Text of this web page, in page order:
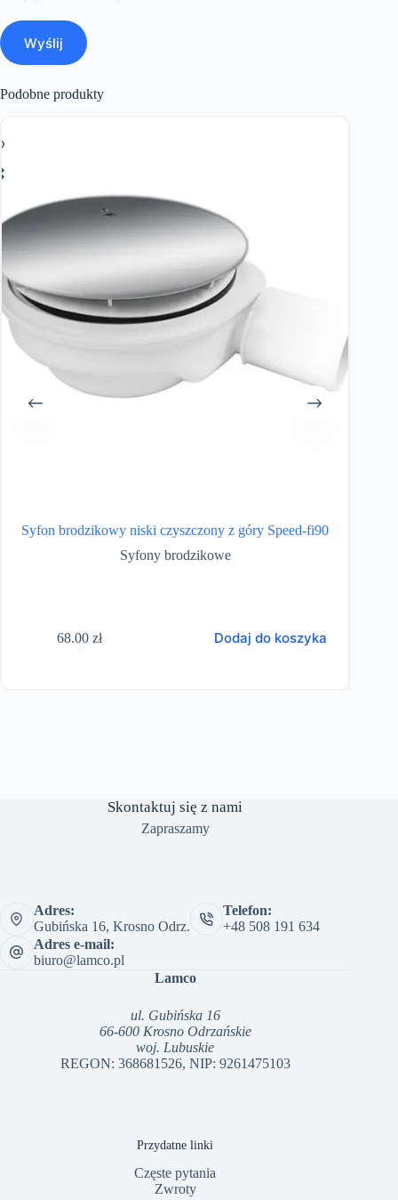
Wyślij
Podobne produkty
Syfon brodzikowy niski czyszczony z góry Speed-fi90
Syfony brodzikowe
68.00zł Dodaj do koszyka
Skontaktuj się z nami
Zapraszamy
Adres:
Gubińska 16, Krosno Odrz.
Telefon:
+48 508 191 634
Adres e-mail:
biuro@lamco.pl
Lamco
ul. Gubińska 16
66-600 Krosno Odrzańskie
woj. Lubuskie
REGON: 368681526, NIP: 9261475103
Przydatne linki
Częste pytania
Zwroty